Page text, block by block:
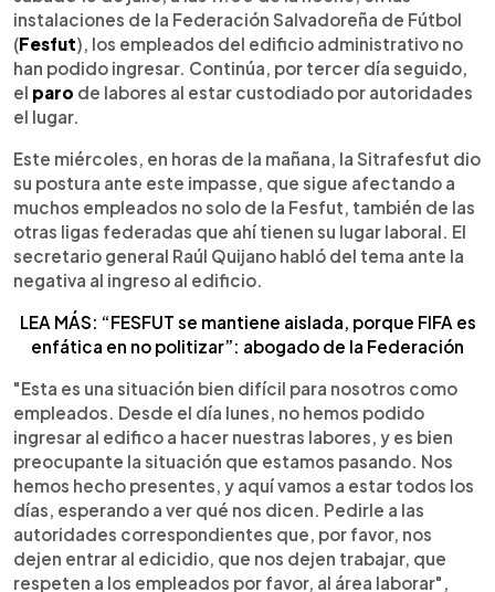
instalaciones de la Federación Salvadoreña de Fútbol
(Fesfut), los empleados del edificio administrativo no
han podido ingresar. Continúa, por tercer día seguido,
el paro de labores al estar custodiado por autoridades
el lugar.
Este miércoles, en horas de la mañana, la Sitrafesfut dio
su postura ante este impasse, que sigue afectando a
muchos empleados no solo de la Fesfut, también de las
otras ligas federadas que ahí tienen su lugar laboral. El
secretario general Raúl Quijano habló del tema ante la
negativa al ingreso al edificio.
LEA MÁS: “FESFUT se mantiene aislada, porque FIFA es
enfática en no politizar”: abogado de la Federación
"Esta es una situación bien difícil para nosotros como
empleados. Desde el día lunes, no hemos podido
ingresar al edifico a hacer nuestras labores, y es bien
preocupante la situación que estamos pasando. Nos
hemos hecho presentes, y aquí vamos a estar todos los
días, esperando a ver qué nos dicen. Pedirle a las
autoridades correspondientes que, por favor, nos
dejen entrar al edicidio, que nos dejen trabajar, que
respeten a los empleados por favor, al área laborar",